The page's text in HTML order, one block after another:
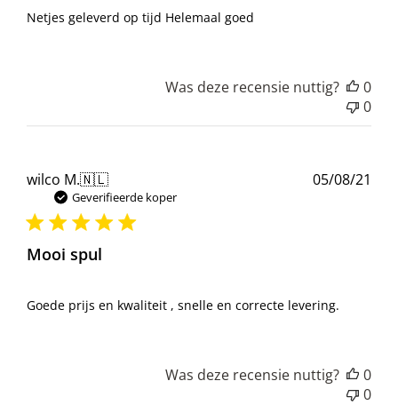
Netjes geleverd op tijd Helemaal goed
Was deze recensie nuttig?
0
0
wilco M.🇳🇱
Geverifieerde koper
Mooi spul
Goede prijs en kwaliteit , snelle en correcte levering.
05/08/21
Was deze recensie nuttig?
0
0